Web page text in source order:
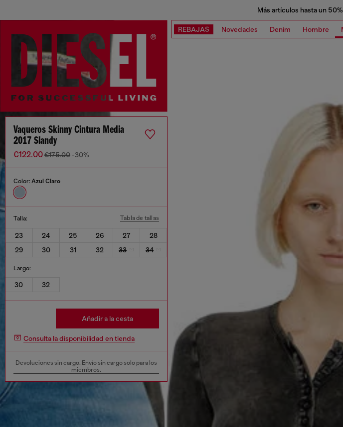
Más artículos hasta un
REBAJAS Novedades Denim Hombre
Vaqueros Skinny Cintura Media
2017 Slandy
€122.00€175.00 -30%
Color: Azul Claro
Talla: Tabla de tallas
23 24 25 26 27
28
29
30 31 32 33 34
Largo:
30 32
Añadir a la cesta
Consulta la disponibilidad en tienda
Devoluciones sin cargo. Envío sin cargo solo para los
miembros.